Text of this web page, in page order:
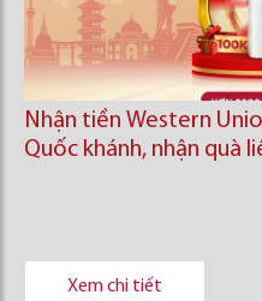
Nhận tiền Western
Quốc khánh, nhận quà
Xem chi tiết